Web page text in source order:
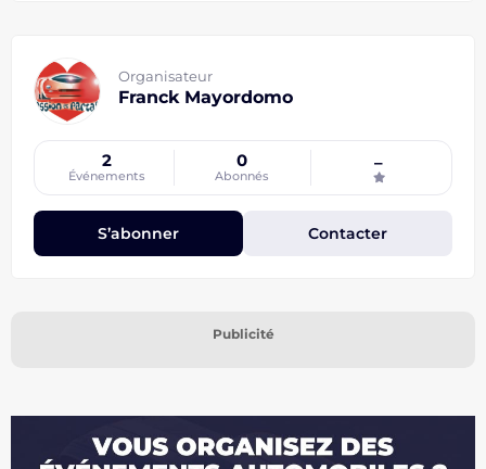
Organisateur
Franck Mayordomo
2
Événements
0
Abonnés
–
S’abonner Contacter
Publicité